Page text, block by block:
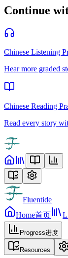
Continue
Chinese Listening
Hear more graded
Chinese Reading
Read every story
Fluentide
Home首页
Progress进度
Resources